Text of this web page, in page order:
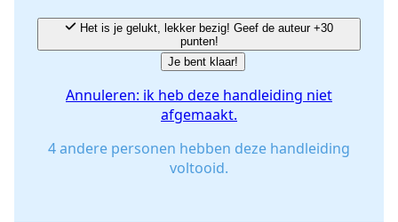
punten!
Je bent klaar!
Annuleren: ik heb deze handleiding niet
afgemaakt.
4 andere personen hebben deze handleiding
voltooid.